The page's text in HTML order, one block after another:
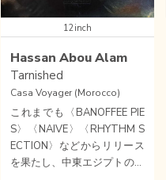
12inch
Hassan Abou Alam
Tarnished
Casa Voyager (Morocco)
これまでも〈BANOFFEE PIE
S〉〈NAIVE〉〈RHYTHM S
ECTION〉などからリリース
を果たし、中東エジプトのク